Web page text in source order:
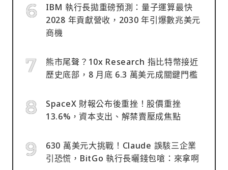
IBM 執行長拋重磅預測：量子運算最快
2028 年貢獻營收，2030 年引爆數兆美元
商機
熊市尾聲？10x Research 指比特幣接近
歷史底部，8 月底 6.3 萬美元成關鍵門檻
SpaceX 財報公布後重挫！股價重挫
13.6%，資本支出、解禁賣壓成焦點
630 萬美元大挑戰！Claude 誤駭三企業
引恐慌，BitGo 執行長曬錢包嗆：來拿啊